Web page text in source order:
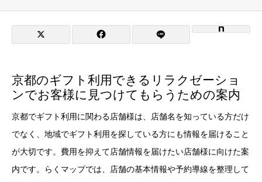
京都のギフト利用できるリラクゼーショ
ンでお客様に見つけてもらうための案内
京都でギフト利用に関わる店舗様は、店舗名を知っている方だけ
でなく、地域でギフト利用を探している方にも情報を届けること
が大切です。費用を抑えて店舗情報を届けたい店舗様に向けた案
内です。らくマップでは、店舗の基本情報や予約導線を整理して